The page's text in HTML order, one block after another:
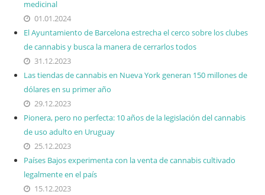
medicinal
01.01.2024
El Ayuntamiento de Barcelona estrecha el cerco sobre los clubes
de cannabis y busca la manera de cerrarlos todos
31.12.2023
Las tiendas de cannabis en Nueva York generan 150 millones de
dólares en su primer año
29.12.2023
Pionera, pero no perfecta: 10 años de la legislación del cannabis
de uso adulto en Uruguay
25.12.2023
Países Bajos experimenta con la venta de cannabis cultivado
legalmente en el país
15.12.2023